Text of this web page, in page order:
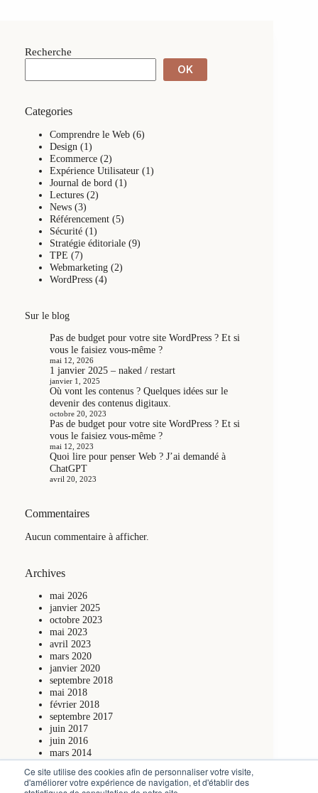
Ce site utilise des cookies afin de personnaliser votre visite,
d'améliorer votre expérience de navigation, et d'établir des
Recherche
OK
Categories
Comprendre le Web (6)
Design (1)
Ecommerce (2)
Expérience Utilisateur (1)
Journal de bord (1)
Lectures (2)
News (3)
Référencement (5)
Sécurité (1)
Stratégie éditoriale (9)
TPE (7)
Webmarketing (2)
WordPress (4)
Sur le blog
Pas de budget pour votre site WordPress ? Et si
vous le faisiez vous-même ?
mai 12, 2026
1 janvier 2025 – naked / restart
janvier 1, 2025
Où vont les contenus ? Quelques idées sur le
devenir des contenus digitaux.
octobre 20, 2023
Pas de budget pour votre site WordPress ? Et si
vous le faisiez vous-même ?
mai 12, 2023
Quoi lire pour penser Web ? J’ai demandé à
ChatGPT
avril 20, 2023
Commentaires
Aucun commentaire à afficher.
Archives
mai 2026
janvier 2025
octobre 2023
mai 2023
avril 2023
mars 2020
janvier 2020
septembre 2018
mai 2018
février 2018
septembre 2017
juin 2017
juin 2016
mars 2014
avril 2013
mars 2013